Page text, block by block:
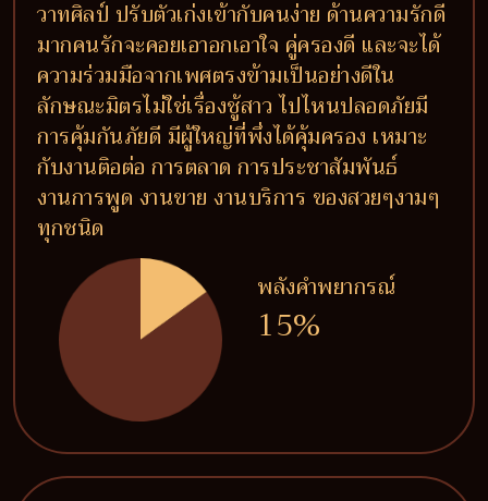
วาทศิลป์ ปรับตัวเก่งเข้ากับคนง่าย ด้านความรักดี
มากคนรักจะคอยเอาอกเอาใจ คู่ครองดี และจะได้
ความร่วมมือจากเพศตรงข้ามเป็นอย่างดีใน
ลักษณะมิตรไม่ใช่เรื่องชู้สาว ไปไหนปลอดภัยมี
การคุ้มกันภัยดี มีผู้ใหญ่ที่พึ่งได้คุ้มครอง เหมาะ
กับงานติอต่อ การตลาด การประชาสัมพันธ์
งานการพูด งานขาย งานบริการ ของสวยๆงามๆ
ทุกชนิด
พลังคำพยากรณ์
15%